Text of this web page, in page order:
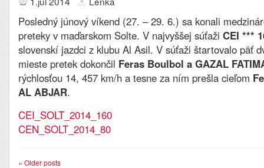
Posledný júnový víkend (27. – 29. 6.) sa konali
preteky v maďarskom Solte. V najvyššej súťaži CEI ***
slovenskí jazdci z klubu Al Asil. V súťaži štartovalo päť
mieste pretek dokončil Feras Boulbol a GAZAL
rýchlosťou 14, 457 km/h a tesne za ním prešla cieľom
AL ABJAR.
CEI_SOLT_2014_160
CEN_SOLT_2014_80
« Older posts